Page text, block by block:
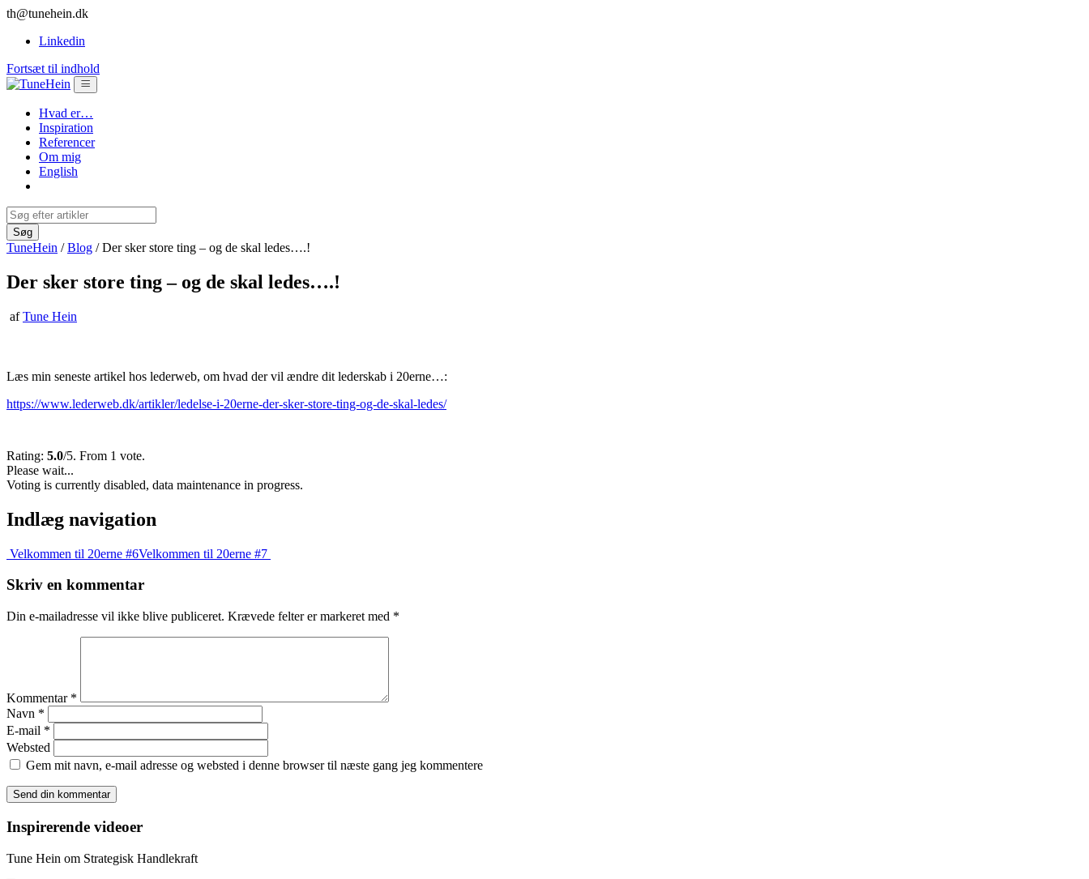
th@tunehein.dk
Linkedin
Fortsæt til indhold
Hvad er…
Inspiration
Referencer
Om mig
English
TuneHein /Blog /Der sker store ting – og de skal ledes….!
Der sker store ting – og de skal ledes….!
af Tune Hein
Læs min seneste artikel hos lederweb, om hvad der vil ændre dit lederskab i 20erne…:
https://www.lederweb.dk/artikler/ledelse-i-20erne-der-sker-store-ting-og-de-skal-ledes/
Rating: 5.0/5. From 1 vote.
Please wait...
Voting is currently disabled, data maintenance in progress.
Indlæg navigation
Velkommen til 20erne #6Velkommen til 20erne #7
Skriv en kommentar
Din e-mailadresse vil ikke blive publiceret. Krævede felter er markeret med *
Kommentar *
Navn *
E-mail *
Websted
Gem mit navn, e-mail adresse og websted i denne browser til næste gang jeg kommentere
Inspirerende videoer
Tune Hein om Strategisk Handlekraft